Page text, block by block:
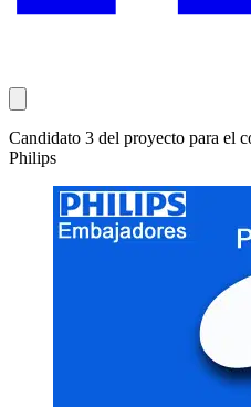
Candidato 3 del proyecto para el
Philips